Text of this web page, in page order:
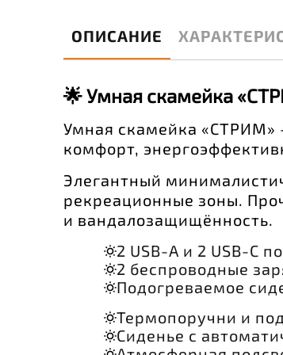
ОПИСАНИЕ
🌟 Умная скамейка
Умная скамейка «СТРИМ»
комфорт,
Элегантный
рекреационные зоны.
и вандалозащищённость.
2 USB-A и 2 USB-C
2 беспроводные
Подогреваемое
Термопоручни и
Сиденье с